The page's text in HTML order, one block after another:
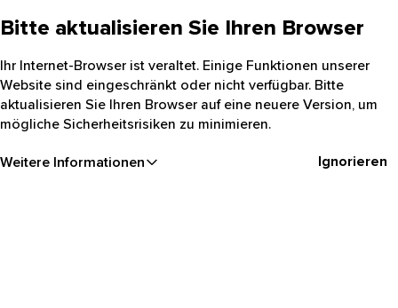
Bitte aktualisieren Sie Ihren Browser
Ihr Internet-Browser ist veraltet. Einige Funktionen unserer
Website sind eingeschränkt oder nicht verfügbar. Bitte
aktualisieren Sie Ihren Browser auf eine neuere Version, um
mögliche Sicherheitsrisiken zu minimieren.
Weitere Informationen Ignorieren